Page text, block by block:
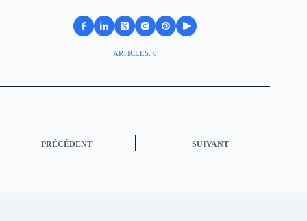
ARTICLES: 0
PRÉCÉDENT SUIVANT